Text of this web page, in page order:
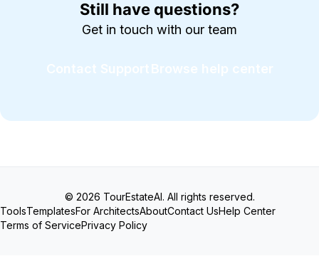
Still have questions?
Get in touch with our team
Contact SupportBrowse help center
© 2026 TourEstateAI. All rights reserved.
ToolsTemplatesFor ArchitectsAboutContact UsHelp Center
Terms of ServicePrivacy Policy